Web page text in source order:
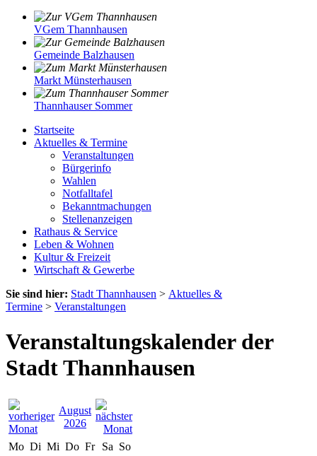
VGem Thannhausen
Gemeinde Balzhausen
Markt Münsterhausen
Thannhauser Sommer
Startseite
Aktuelles & Termine
Veranstaltungen
Bürgerinfo
Wahlen
Notfalltafel
Bekanntmachungen
Stellenanzeigen
Rathaus & Service
Leben & Wohnen
Kultur & Freizeit
Wirtschaft & Gewerbe
Sie sind hier: Stadt Thannhausen > Aktuelles &
Termine > Veranstaltungen
Veranstaltungskalender der
Stadt Thannhausen
August
2026
Mo Di Mi Do Fr Sa So